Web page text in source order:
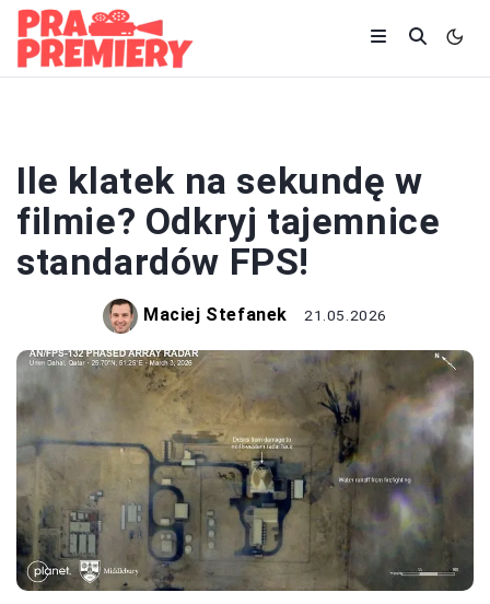
Ile klatek na sekundę w
filmie? Odkryj tajemnice
standardów FPS!
Maciej Stefanek 21.05.2026